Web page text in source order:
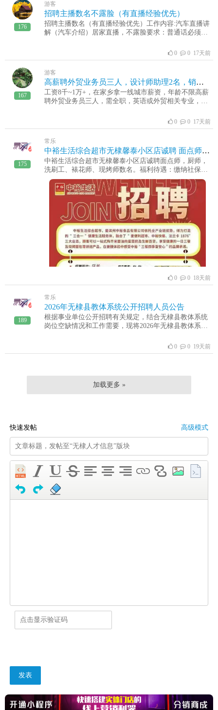
176
游客
招聘主播数名不露脸（有直播经验优先）
招聘主播数名（有直播经验优先）工作内容:汽车直播讲
解（汽车介绍）居家直播，不露脸要求：普通话必须
持、心理素质良好工作时间:工作6小时（4场） 多劳多
得招聘年龄:24-40周岁，不要兼职薪酬待遇：底薪3000
18954327300同微更多详细信息请咨询
0 0 17天前
167
游客
高薪聘外贸业务员三人，设计师助理2名，销售客服5名
工资8千~1万+，在家乡拿一线城市薪资，年龄不限高薪
聘外贸业务员三人，需全职，英语或外贸相关专业，本
也可以，免费培训，老带新，手把手教会联系人李
总:18954305127设计师助理2名，会 CAD即可，实习工
历，年龄20-30周岁，男女不限，喜欢销售工作，要求可
以出差。工资5000-10000+地址:无棣县新区镜湖1号对
面，聚福林饭店北临冯经理：13675439638
0 0 17天前
175
常乐
中裕生活综合超市无棣馨泰小区店诚聘 面点师，厨师，洗刷工、裱花师、现烤师数名
中裕生活综合超市无棣馨泰小区店诚聘面点师，厨师，
洗刷工、裱花师、现烤师数名。福利待遇：缴纳社保、
节假日福利、工龄奖、全勤奖、商业保险等福利齐全欢
迎致电咨询报名电话：1986173187515006955299
0 0 18天前
189
常乐
2026年无棣县教体系统公开招聘人员公告
根据事业单位公开招聘有关规定，结合无棣县教体系统
岗位空缺情况和工作需要，现将2026年无棣县教体系统
（一）具有中华人民共和国国籍；（二）遵守中华人民
共和国宪法，拥护中国共产党领导和社会主义制度；
周岁以下（1982年7月以后出生）；（五）具有招聘岗
位所需要的学历、学位条件；（六）具有招聘岗位所需
管理的人员），现役军人，在读的非应届毕业生，因犯
罪受过刑事处罚的人员，被开除党籍的人员，被开除公
职的人员，被依法列为失信联合惩戒对象的人员，未满
最低服务期限的公务员（含参照公务员法管理的人
员），涉嫌违纪违法正在接受有关机关审查尚未作出结
论的人员，以及法律法规规定不得聘用的其他情形的人
员不得应聘。应聘人员不得报考有《事业单位人事管理
回避规定》（人社部规〔2019〕1号）中应回避情形的
岗位。香港和澳门居民中的中国公民可应聘符合条件的
岗位。台湾居民可应聘符合条件的岗位。在符合专业等
的，应在2026年7月23日以前取得岗位要求的学历、学
位证书。教师资格要符合教师法、《教师资格条例》等
法律法规规定的学历标准、普通话水平、身体条件和心
须提供用人权限部门或单位出具的同意应聘介绍信，其
中机关事业单位在编人员（含人员控制总量实名制管理
0 0 19天前
加载更多 »
快速发帖 高级模式
发表